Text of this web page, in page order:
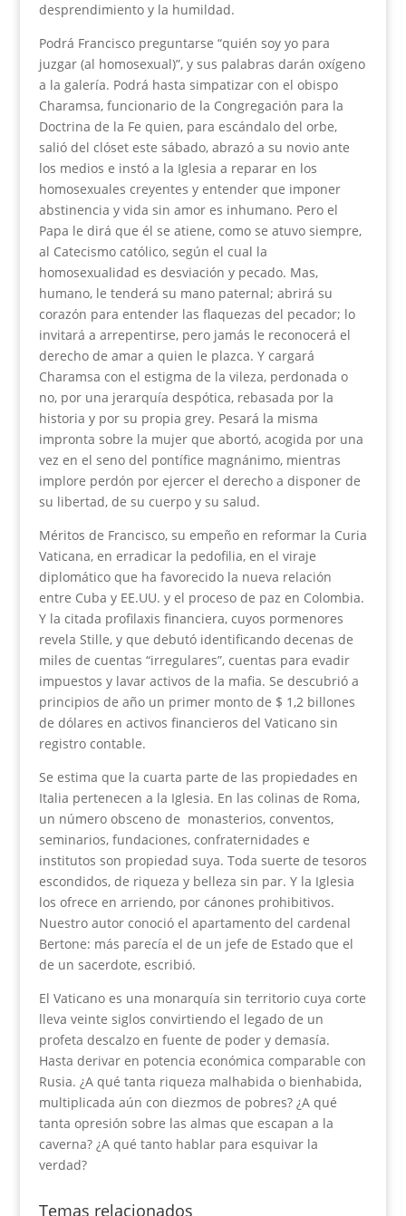
desprendimiento y la humildad.
Podrá Francisco preguntarse “quién soy yo para
juzgar (al homosexual)”, y sus palabras darán oxígeno
a la galería. Podrá hasta simpatizar con el obispo
Charamsa, funcionario de la Congregación para la
Doctrina de la Fe quien, para escándalo del orbe,
salió del clóset este sábado, abrazó a su novio ante
los medios e instó a la Iglesia a reparar en los
homosexuales creyentes y entender que imponer
abstinencia y vida sin amor es inhumano. Pero el
Papa le dirá que él se atiene, como se atuvo siempre,
al Catecismo católico, según el cual la
homosexualidad es desviación y pecado. Mas,
humano, le tenderá su mano paternal; abrirá su
corazón para entender las flaquezas del pecador; lo
invitará a arrepentirse, pero jamás le reconocerá el
derecho de amar a quien le plazca. Y cargará
Charamsa con el estigma de la vileza, perdonada o
no, por una jerarquía despótica, rebasada por la
historia y por su propia grey. Pesará la misma
impronta sobre la mujer que abortó, acogida por una
vez en el seno del pontífice magnánimo, mientras
implore perdón por ejercer el derecho a disponer de
su libertad, de su cuerpo y su salud.
Méritos de Francisco, su empeño en reformar la Curia
Vaticana, en erradicar la pedofilia, en el viraje
diplomático que ha favorecido la nueva relación
entre Cuba y EE.UU. y el proceso de paz en Colombia.
Y la citada profilaxis financiera, cuyos pormenores
revela Stille, y que debutó identificando decenas de
miles de cuentas “irregulares”, cuentas para evadir
impuestos y lavar activos de la mafia. Se descubrió a
principios de año un primer monto de $ 1,2 billones
de dólares en activos financieros del Vaticano sin
registro contable.
Se estima que la cuarta parte de las propiedades en
Italia pertenecen a la Iglesia. En las colinas de Roma,
un número obsceno de monasterios, conventos,
seminarios, fundaciones, confraternidades e
institutos son propiedad suya. Toda suerte de tesoros
escondidos, de riqueza y belleza sin par. Y la Iglesia
los ofrece en arriendo, por cánones prohibitivos.
Nuestro autor conoció el apartamento del cardenal
Bertone: más parecía el de un jefe de Estado que el
de un sacerdote, escribió.
El Vaticano es una monarquía sin territorio cuya corte
lleva veinte siglos convirtiendo el legado de un
profeta descalzo en fuente de poder y demasía.
Hasta derivar en potencia económica comparable con
Rusia. ¿A qué tanta riqueza malhabida o bienhabida,
multiplicada aún con diezmos de pobres? ¿A qué
tanta opresión sobre las almas que escapan a la
caverna? ¿A qué tanto hablar para esquivar la
verdad?
Temas relacionados